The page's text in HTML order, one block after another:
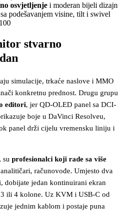
osvjetljenje i moderan bijeli dizajn
sa podešavanjem visine, tilt i swivel
stvarno
simulacije, trkaće naslove i MMO
konkretnu prednost. Drugu grupu
editori, jer QD-OLED panel sa DCI-
boje u DaVinci Resolveu,
panel drži cijelu vremensku liniju i
su profesionalci koji rade sa više
računovođe. Umjesto dva
dobijate jedan kontinuirani ekran
ili 4 kolone. Uz KVM i USB-C od
jednim kablom i postaje puna